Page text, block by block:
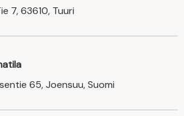
7, 63610, Tuuri
65, Joensuu, Suomi